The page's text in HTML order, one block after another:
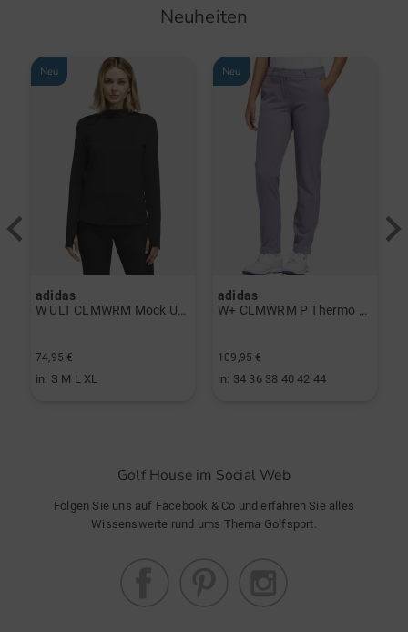
Neuheiten
Neu
adidas
74,95 €
in: S M L XL
Neu
adidas
109,95 €
in: 34 36 38 40 42 44
Golf House im Social Web
Folgen Sie uns auf Facebook & Co und erfahren Sie alles
Wissenswerte rund ums Thema Golfsport.